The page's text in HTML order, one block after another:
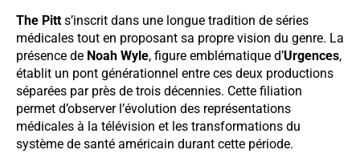
The Pitt s’inscrit dans une longue tradition de séries
médicales tout en proposant sa propre vision du genre. La
présence de Noah Wyle, figure emblématique d’Urgences,
établit un pont générationnel entre ces deux productions
séparées par près de trois décennies. Cette filiation
permet d’observer l’évolution des représentations
médicales à la télévision et les transformations du
système de santé américain durant cette période.